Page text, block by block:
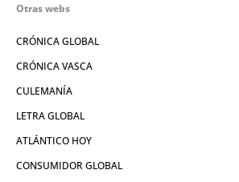
Otras webs
CRÓNICA GLOBAL
CRÓNICA VASCA
CULEMANÍA
LETRA GLOBAL
ATLÁNTICO HOY
CONSUMIDOR GLOBAL